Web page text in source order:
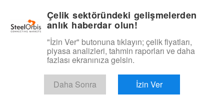
Ücretsiz Deneyin
Çelik sektöründeki gelişmelerden
anlık haberdar olun!
"İzin Ver" butonuna tıklayın; çelik fiyatları,
piyasa analizleri, tahmin raporları ve daha
fazlası ekranınıza gelsin.
Daha Sonra İzin Ver